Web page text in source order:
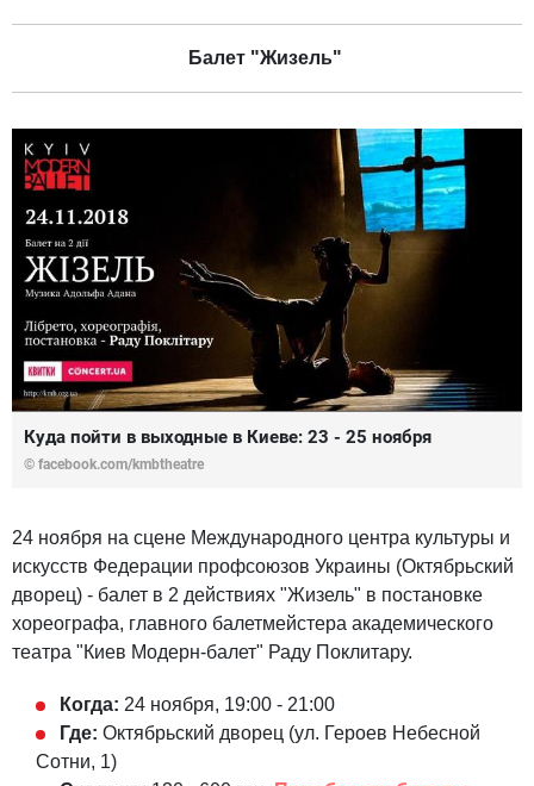
Балет "Жизель"
Куда пойти в выходные в Киеве: 23 - 25 ноября
© facebook.com/kmbtheatre
24 ноября на сцене Международного центра культуры и
искусств Федерации профсоюзов Украины (Октябрьский
дворец) - балет в 2 действиях "Жизель" в постановке
хореографа, главного балетмейстера академического
театра "Киев Модерн-балет" Раду Поклитару.
Когда: 24 ноября, 19:00 - 21:00
Где: Октябрьский дворец (ул. Героев Небесной
Сотни, 1)